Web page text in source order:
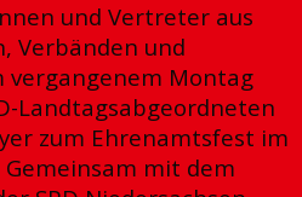
und Vertreter aus
Verbänden und
Montag
Landtagsabgeordneten
zum Ehrenamtsfest im
Gemeinsam mit dem